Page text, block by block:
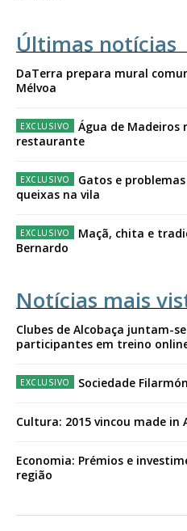
Últimas notícias
DaTerra prepara mural
Mélvoa
Água de Madeiros
restaurante
Gatos e
queixas na vila
Maçã, chita e
Bernardo
Notícias mais
Clubes de Alcobaça juntam-
participantes em treino
Sociedade
Cultura: 2015 vincou made in
Economia: Prémios e
região